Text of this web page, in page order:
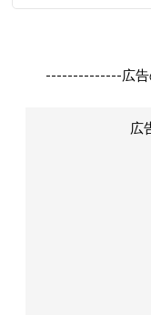
--------------広告
広